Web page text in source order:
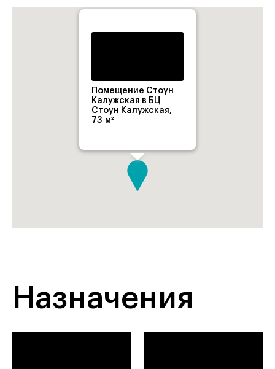
Помещение Стоун
Калужская в БЦ
Стоун Калужская,
73 м²
Назначения